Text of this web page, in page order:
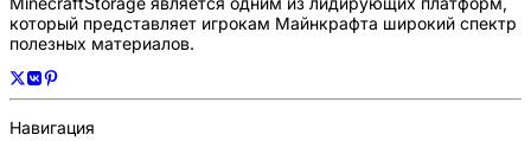
который представляет игрокам Майнкрафта широкий спектр
полезных материалов.
Навигация